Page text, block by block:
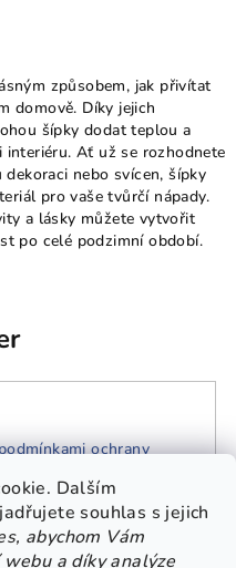
Dalším
souhlas s jejich
abychom Vám
a díky analýze
způsobem, jak přivítat
domově. Díky jejich
šípky dodat teplou a
Ať už se rozhodnete
nebo svícen, šípky
pro vaše tvůrčí nápady.
a lásky můžete vytvořit
po celé podzimní období.
ochrany